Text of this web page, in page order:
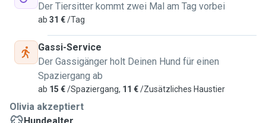
Der Tiersitter kommt zwei Mal am Tag vorbei
ab 31 €/Tag
Gassi-Service
Der Gassigänger holt Deinen Hund für einen
Spaziergang ab
ab 15 €/Spaziergang, 11 €/Zusätzliches Haustier
Olivia akzeptiert